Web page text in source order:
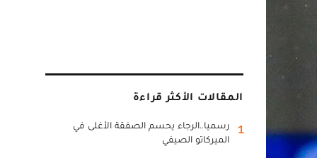
المقالات الأكثر قراءة
1
رسميا..الرجاء يحسم الصفقة الأغلى في
الميركاتو الصيفي